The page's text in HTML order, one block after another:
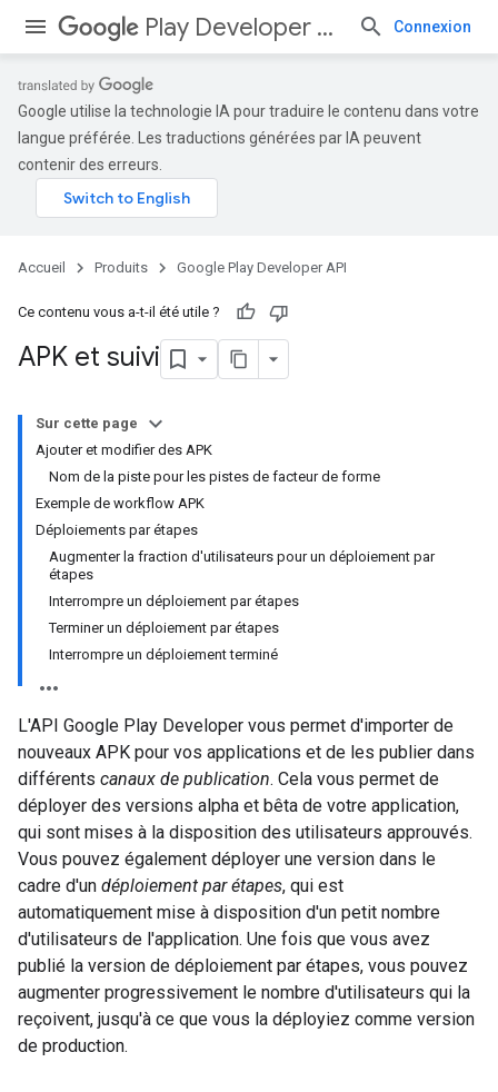
Play Developer API Connexion
Google utilise la technologie IA pour traduire le contenu dans votre
langue préférée. Les traductions générées par IA peuvent
contenir des erreurs.
Accueil Produits Google Play Developer API
Ce contenu vous a-t-il été utile ?
APK et suivi
Sur cette page
Ajouter et modifier des APK
Nom de la piste pour les pistes de facteur de forme
Exemple de workflow APK
Déploiements par étapes
Augmenter la fraction d'utilisateurs pour un déploiement par
étapes
Interrompre un déploiement par étapes
Terminer un déploiement par étapes
Interrompre un déploiement terminé
L'API Google Play Developer vous permet d'importer de
nouveaux APK pour vos applications et de les publier dans
différents canaux de publication. Cela vous permet de
déployer des versions alpha et bêta de votre application,
qui sont mises à la disposition des utilisateurs approuvés.
Vous pouvez également déployer une version dans le
cadre d'un déploiement par étapes, qui est
automatiquement mise à disposition d'un petit nombre
d'utilisateurs de l'application. Une fois que vous avez
publié la version de déploiement par étapes, vous pouvez
augmenter progressivement le nombre d'utilisateurs qui la
reçoivent, jusqu'à ce que vous la déployiez comme version
de production.